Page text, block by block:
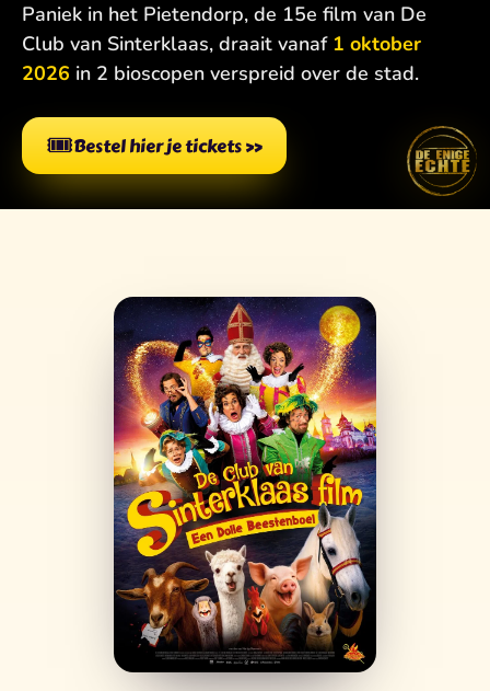
Paniek in het Pietendorp, de 15e film van De
Club van Sinterklaas, draait vanaf 1 oktober
2026 in 2 bioscopen verspreid over de stad.
🎟️Bestel hier je tickets»